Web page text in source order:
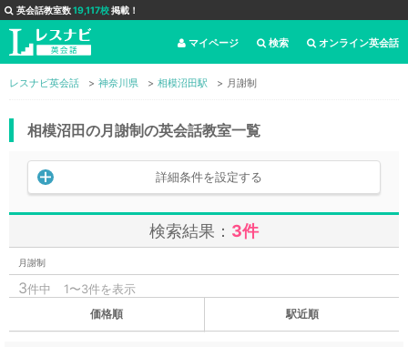
英会話教室数19,117校掲載！
オンライン英会話
検索
マイページ
レスナビ英会話 神奈川県 相模沼田駅 月謝制
相模沼田の月謝制の英会話教室一覧
詳細条件を設定する
検索結果： 3件
月謝制
3件中 1〜3件を表示
価格順 駅近順